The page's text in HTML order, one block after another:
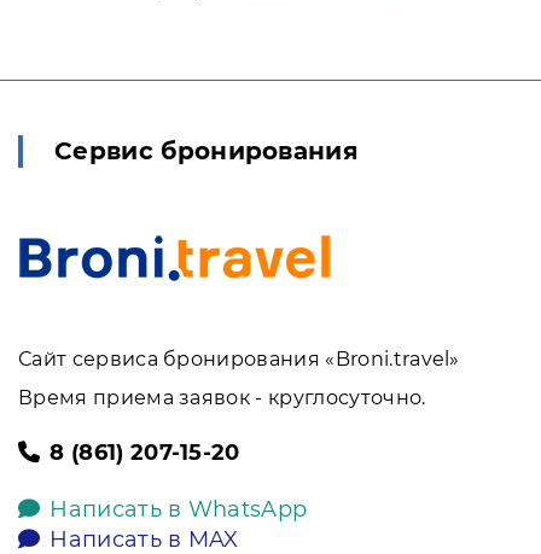
Сервис бронирования
Сайт сервиса бронирования «Broni.travel»
Время приема заявок - круглосуточно.
8 (861) 207-15-20
Написать в WhatsApp
Написать в MAX